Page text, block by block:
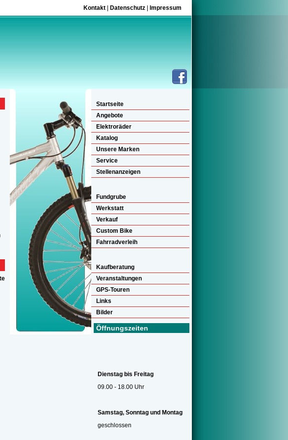
Kontakt Datenschutz Impressum
Startseite
Angebote
Elektroräder
Katalog
Unsere Marken
Service
Stellenanzeigen
Fundgrube
Werkstatt
Verkauf
Custom Bike
Fahrradverleih
Kaufberatung
Veranstaltungen
GPS-Touren
Links
Bilder
Öffnungszeiten
Dienstag bis Freitag
09.00 - 18.00 Uhr
Samstag, Sonntag und Montag
geschlossen